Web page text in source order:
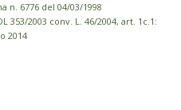
n. 6776 del 04/03/1998
353/2003 conv. L. 46/2004, art. 1c.1:
2014